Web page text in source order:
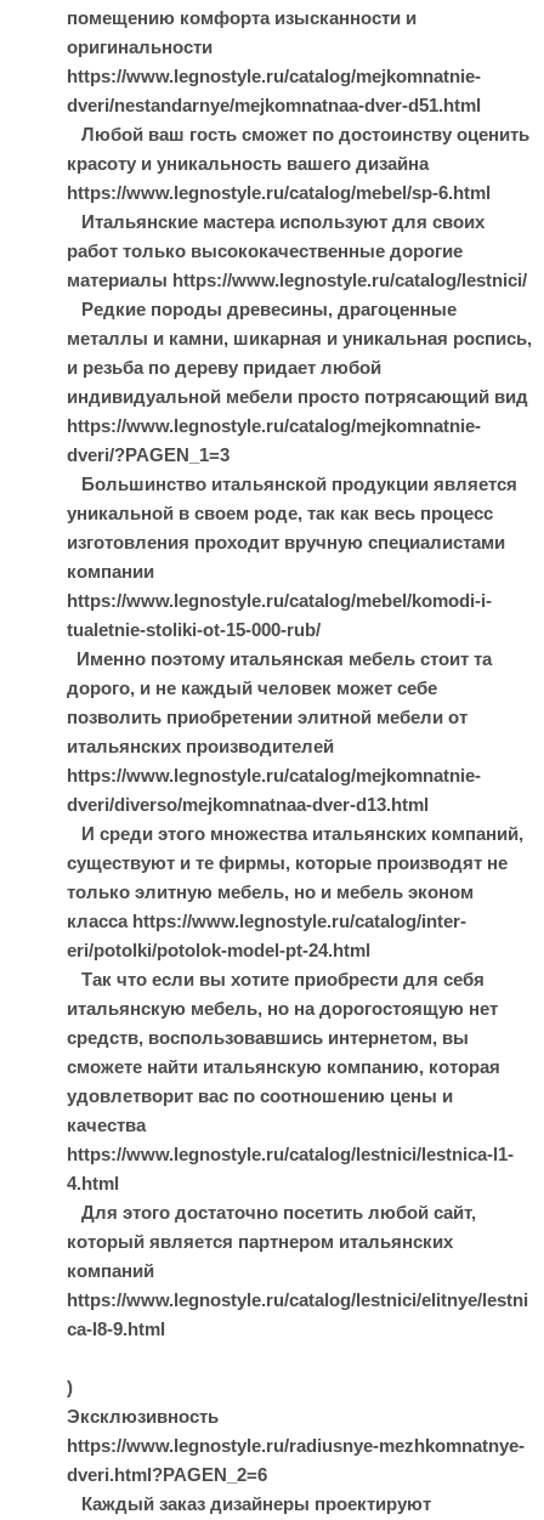
помещению комфорта изысканности и
оригинальности
https://www.legnostyle.ru/catalog/mejkomnatnie-
dveri/nestandarnye/mejkomnatnaa-dver-d51.html
Любой ваш гость сможет по достоинству оценить
красоту и уникальность вашего дизайна
https://www.legnostyle.ru/catalog/mebel/sp-6.html
Итальянские мастера используют для своих
работ только высококачественные дорогие
материалы https://www.legnostyle.ru/catalog/lestnici/
Редкие породы древесины, драгоценные
металлы и камни, шикарная и уникальная роспись,
и резьба по дереву придает любой
индивидуальной мебели просто потрясающий вид
https://www.legnostyle.ru/catalog/mejkomnatnie-
dveri/?PAGEN_1=3
Большинство итальянской продукции является
уникальной в своем роде, так как весь процесс
изготовления проходит вручную специалистами
компании
https://www.legnostyle.ru/catalog/mebel/komodi-i-
tualetnie-stoliki-ot-15-000-rub/
Именно поэтому итальянская мебель стоит та
дорого, и не каждый человек может себе
позволить приобретении элитной мебели от
итальянских производителей
https://www.legnostyle.ru/catalog/mejkomnatnie-
dveri/diverso/mejkomnatnaa-dver-d13.html
И среди этого множества итальянских компаний,
существуют и те фирмы, которые производят не
только элитную мебель, но и мебель эконом
класса https://www.legnostyle.ru/catalog/inter-
eri/potolki/potolok-model-pt-24.html
Так что если вы хотите приобрести для себя
итальянскую мебель, но на дорогостоящую нет
средств, воспользовавшись интернетом, вы
сможете найти итальянскую компанию, которая
удовлетворит вас по соотношению цены и
качества
https://www.legnostyle.ru/catalog/lestnici/lestnica-l1-
4.html
Для этого достаточно посетить любой сайт,
который является партнером итальянских
компаний
https://www.legnostyle.ru/catalog/lestnici/elitnye/lestni
ca-l8-9.html
)
Эксклюзивность
https://www.legnostyle.ru/radiusnye-mezhkomnatnye-
dveri.html?PAGEN_2=6
Каждый заказ дизайнеры проектируют